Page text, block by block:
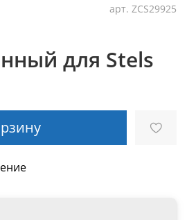
арт. ZCS29925
для Stels